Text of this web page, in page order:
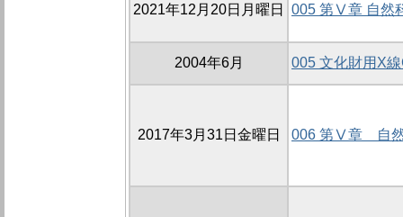
2021年12月20日月曜日 005 第Ⅴ章 自然
2004年6月 005 文化財用X
2017年3月31日金曜日 006 第Ⅴ章 自